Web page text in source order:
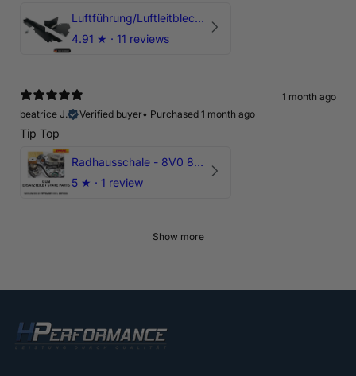
Luftführung/Luftleitblech 5" 125mm offene Ansaugung HPerformance
4.91 ★ · 11 reviews
1 month ago
beatrice J.
Verified buyer• Purchased 1 month ago
Tip Top
Radhausschale - 8V0 821 191 C - Original Ersatzteil für Audi RS3 Sportback
5 ★ · 1 review
Show more